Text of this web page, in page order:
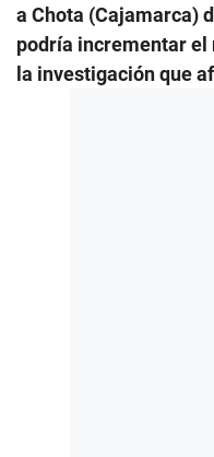
a Chota (Cajamarca)
podría incrementar el
la investigación que